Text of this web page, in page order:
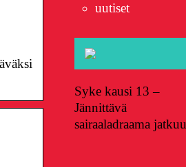
uutiset
Syke kausi 13 –
Jännittävä
sairaaladraama jatkuu